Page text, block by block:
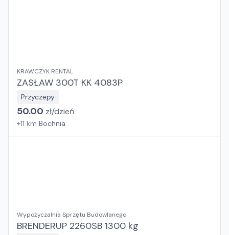
KRAWCZYK RENTAL
ZASŁAW 300T KK 4083P
Przyczepy
50.00 zł/dzień
+11 km Bochnia
Wypożyczalnia Sprzętu Budowlanego
BRENDERUP 2260SB 1300 kg